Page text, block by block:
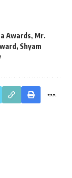
Awards, Mr.
, Shyam